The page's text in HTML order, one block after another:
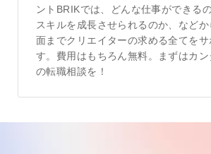
ントBRIKでは、どんな仕事ができる
スキルを成長させられるのか、など
面までクリエイターの求める全てをサ
す。費用はもちろん無料。まずはカ
の転職相談を！